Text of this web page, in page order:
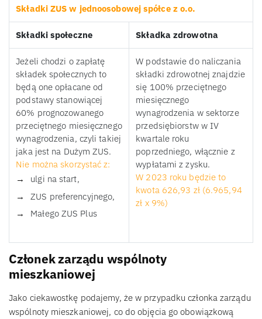
Składki ZUS w jednoosobowej spółce z o.o.
Składki społeczne Składka zdrowotna
Jeżeli chodzi o zapłatę
składek społecznych to
będą one opłacane od
podstawy stanowiącej
60% prognozowanego
przeciętnego miesięcznego
wynagrodzenia, czyli takiej
jaka jest na Dużym ZUS.
Nie można skorzystać z:
ulgi na start,
ZUS preferencyjnego,
Małego ZUS Plus
W podstawie do naliczania
składki zdrowotnej znajdzie
się 100% przeciętnego
miesięcznego
wynagrodzenia w sektorze
przedsiębiorstw w IV
kwartale roku
poprzedniego, włącznie z
wypłatami z zysku.
W 2023 roku będzie to
kwota 626,93 zł (6.965,94
zł x 9%)
Członek zarządu wspólnoty
mieszkaniowej
Jako ciekawostkę podajemy, że w przypadku członka zarządu
wspólnoty mieszkaniowej, co do objęcia go obowiązkową